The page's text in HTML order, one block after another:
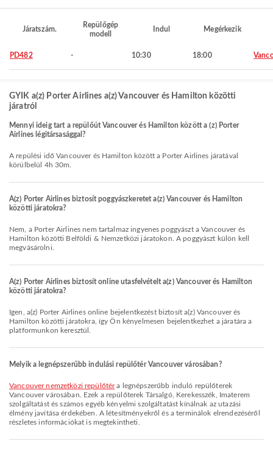
Járatszám.
Repülőgép
modell
Indul Megérkezik
PD482 - 10:30 18:00
GYIK a(z) Porter Airlines a(z) Vancouver és Hamilton közötti
járatról
Mennyi ideig tart a repülőút Vancouver és Hamilton között a (z) Porter
Airlines légitársasággal?
A repülési idő Vancouver és Hamilton között a Porter Airlines járatával
körülbelül 4h 30m.
A(z) Porter Airlines biztosít poggyászkeretet a(z) Vancouver és Hamilton
közötti járatokra?
Nem, a Porter Airlines nem tartalmaz ingyenes poggyászt a Vancouver és
Hamilton közötti Belföldi & Nemzetközi járatokon. A poggyászt külön kell
megvásárolni.
A(z) Porter Airlines biztosít online utasfelvételt a(z) Vancouver és Hamilton
közötti járatokra?
Igen, a(z) Porter Airlines online bejelentkezést biztosít a(z) Vancouver és
Hamilton közötti járatokra, így Ön kényelmesen bejelentkezhet a járatára a
platformunkon keresztül.
Melyik a legnépszerűbb indulási repülőtér Vancouver városában?
Vancouver nemzetközi repülőtéra legnépszerűbb induló repülőterek
Vancouver városában. Ezek a repülőterek Társalgó, Kerekesszék, Imaterem
szolgáltatást és számos egyéb kényelmi szolgáltatást kínálnak az utazási
élmény javítása érdekében. A létesítményekről és a terminálok elrendezéséről
részletes információkat is megtekintheti.